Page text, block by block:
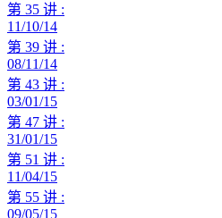
第 35 讲 :
11/10/14
第 39 讲 :
08/11/14
第 43 讲 :
03/01/15
第 47 讲 :
31/01/15
第 51 讲 :
11/04/15
第 55 讲 :
09/05/15